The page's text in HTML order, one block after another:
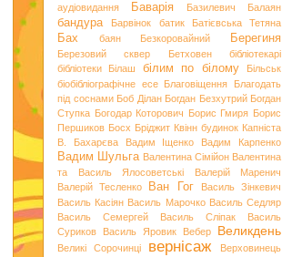
аудіовидання
Баварія Базилевич Балаян
бандура Барвінок батик Батієвська Тетяна
Бах баян Безкоровайний Берегиня
Березовий сквер Бетховен
бібліотекарі
бібліотеки
Білаш білим по білому
Більськ
біобібліографічне есе
Благовіщення
Благодать
під соснами Боб Ділан Богдан Безхутрий Богдан
Ступка Богодар Которович Борис Гмиря Борис
Першиков Босх Бріджит Квінн будинок Капніста
В. Бахарєва
Вадим Іщенко Вадим Карпенко
Вадим Шульга Валентина Сімійон Валентина
та Василь Ялосоветські
Валерій Маренич
Валерій Тесленко
Ван Гог
Василь Зінкевич
Василь Касіян Василь Марочко Василь Седляр
Василь Семергей
Василь Сліпак
Василь
Суриков
Василь Яровик Вебер Великдень
Великі Сорочинці вернісаж Верховинець